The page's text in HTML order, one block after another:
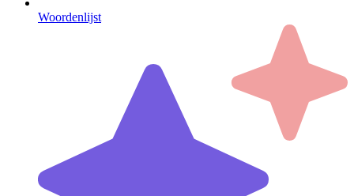
Woordenlijst